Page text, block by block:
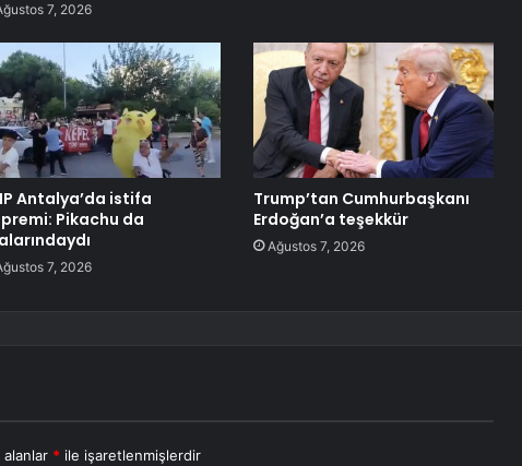
7, 2026
Antalya’da istifa
Pikachu da
7, 2026
Trump’tan Cumhurbaşkanı
Erdoğan’a teşekkür
Ağustos 7, 2026
* ile işaretlenmişlerdir